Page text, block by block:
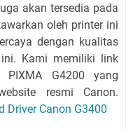
akan tersedia pada
oleh printer ini
dengan kualitas
Kami memiliki link
G4200 yang
resmi Canon.
Driver Canon G3400